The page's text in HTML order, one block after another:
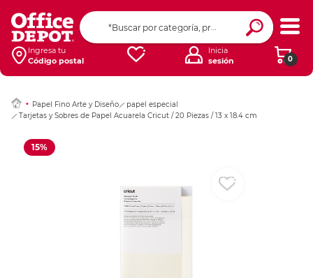
Ingresa tu
Código postal
0
Inicia
sesión
Papel Fino Arte y Diseño
papel especial
Tarjetas y Sobres de Papel Acuarela Cricut / 20 Piezas / 13 x 18.4 cm
15%
Ingresar Codigo